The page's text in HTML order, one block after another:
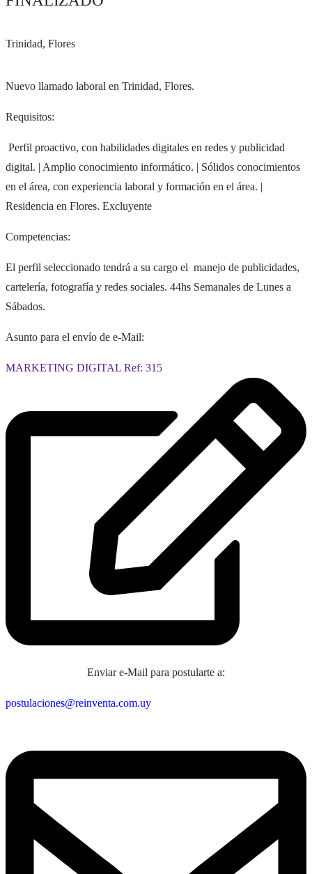
Trinidad, Flores
Nuevo llamado laboral en Trinidad, Flores.
Requisitos:
Perfil proactivo, con habilidades digitales en redes y publicidad
digital. | Amplio conocimiento informático. | Sólidos conocimientos
en el área, con experiencia laboral y formación en el área. |
Residencia en Flores. Excluyente
Competencias:
El perfil seleccionado tendrá a su cargo el manejo de publicidades,
cartelería, fotografía y redes sociales. 44hs Semanales de Lunes a
Sábados.
Asunto para el envío de e-Mail:
MARKETING DIGITAL Ref: 315
Enviar e-Mail para postularte a:
postulaciones@reinventa.com.uy